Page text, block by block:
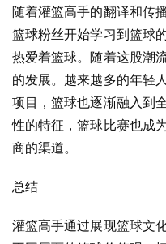
随着灌篮高手的翻译和传
篮球粉丝开始学习到篮球
热爱着篮球。随着这股潮
的发展。越来越多的年轻
项目，篮球也逐渐融入到
性的特征，篮球比赛也成
商的渠道。
总结
灌篮高手通过展现篮球文